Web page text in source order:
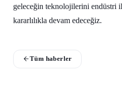
geleceğin teknolojilerini endüstri
kararlılıkla devam edeceğiz.
Tüm haberler